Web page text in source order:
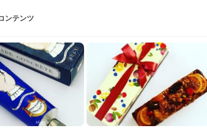
ンテンツ